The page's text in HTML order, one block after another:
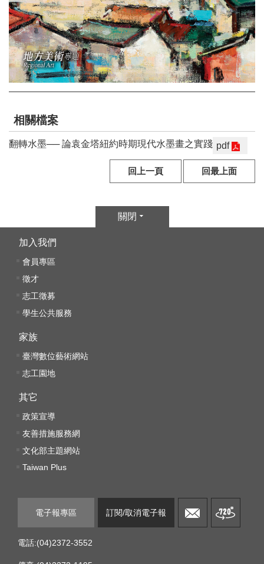
o
o
k
Y
o
b
e
信
語
題
相關檔案
翻轉水墨── 論袁金塔紐約時期現代水墨畫之實踐 pdf
回上一頁 回最上面
關閉
加入我們
會員專區
徵才
志工徵募
學生公共服務
家族
臺灣數位藝術網站
志工園地
其它
政策宣導
友善措施服務網
文化部主題網站
Taiwan Plus
電子報專區 訂閱/取消電子報
電話:(04)2372-3552